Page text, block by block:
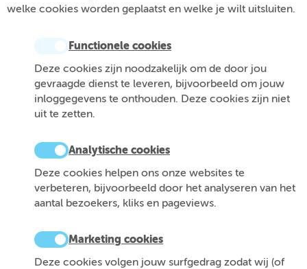
welke cookies worden geplaatst en welke je wilt uitsluiten.
Functionele cookies
Deze cookies zijn noodzakelijk om de door jou
gevraagde dienst te leveren, bijvoorbeeld om jouw
inloggegevens te onthouden. Deze cookies zijn niet
uit te zetten.
Analytische cookies
Deze cookies helpen ons onze websites te
verbeteren, bijvoorbeeld door het analyseren van het
aantal bezoekers, kliks en pageviews.
Marketing cookies
Deze cookies volgen jouw surfgedrag zodat wij (of